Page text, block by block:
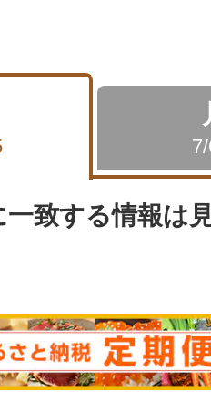
一致する情報は